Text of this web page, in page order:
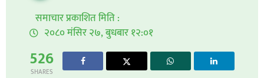
समाचार प्रकाशित मिति :
२०८० मंसिर २७, बुधबार १२:०१
526
SHARES